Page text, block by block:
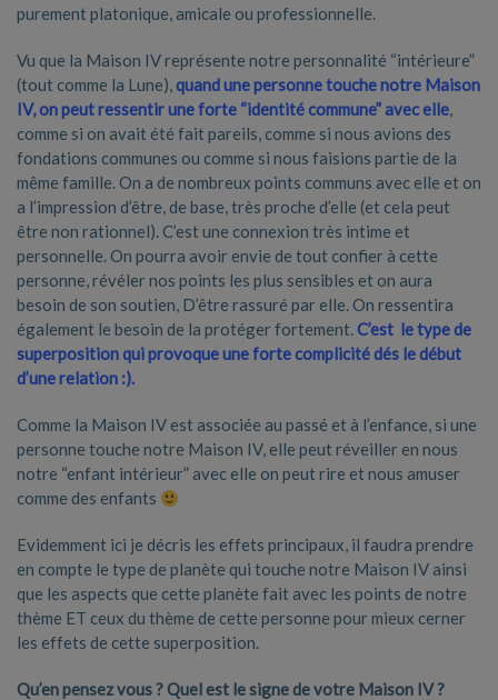
purement platonique, amicale ou professionnelle.
Vu que la Maison IV représente notre personnalité “intérieure”
(tout comme la Lune),quand une personne touche notre Maison
IV, on peut ressentir une forte “identité commune” avec elle,
comme si on avait été fait pareils, comme si nous avions des
fondations communes ou comme si nous faisions partie de la
même famille. On a de nombreux points communs avec elle et on
a l’impression d’être, de base, très proche d’elle (et cela peut
être non rationnel). C’est une connexion très intime et
personnelle. On pourra avoir envie de tout confier à cette
personne, révéler nos points les plus sensibles et on aura
besoin de son soutien, D’être rassuré par elle. On ressentira
également le besoin de la protéger fortement.C’est le type de
superposition qui provoque une forte complicité dés le début
d’une relation :).
Comme la Maison IV est associée au passé et à l’enfance, si une
personne touche notre Maison IV, elle peut réveiller en nous
notre “enfant intérieur” avec elle on peut rire et nous amuser
comme des enfants
Evidemment ici je décris les effets principaux, il faudra prendre
en compte le type de planète qui touche notre Maison IV ainsi
que les aspects que cette planète fait avec les points de notre
thème ET ceux du thème de cette personne pour mieux cerner
les effets de cette superposition.
Qu’en pensez vous ? Quel est le signe de votre Maison IV ?